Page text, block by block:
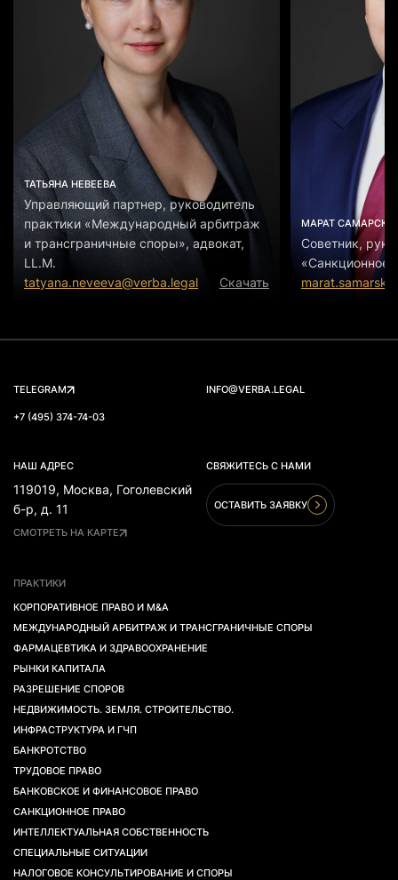
ТАТЬЯНА НЕВЕЕВА
Управляющий партнер, руководитель
практики «Международный арбитраж
и трансграничные споры», адвокат,
LL.M.
tatyana.neveeva@verba.legal
Скачать
МАРАТ
Советник,
«Санкционное
TELEGRAM INFO@VERBA.LEGAL
+7 (495) 374-74-03
НАШ АДРЕС
119019, Москва, Гоголевский
б-р, д. 11
СМОТРЕТЬ НА КАРТЕ
СВЯЖИТЕСЬ С НАМИ
ОСТАВИТЬ ЗАЯВКУ
ПРАКТИКИ
КОРПОРАТИВНОЕ ПРАВО И M&A
МЕЖДУНАРОДНЫЙ АРБИТРАЖ И ТРАНСГРАНИЧНЫЕ СПОРЫ
ФАРМАЦЕВТИКА И ЗДРАВООХРАНЕНИЕ
РЫНКИ КАПИТАЛА
РАЗРЕШЕНИЕ СПОРОВ
НЕДВИЖИМОСТЬ. ЗЕМЛЯ. СТРОИТЕЛЬСТВО.
ИНФРАСТРУКТУРА И ГЧП
БАНКРОТСТВО
ТРУДОВОЕ ПРАВО
БАНКОВСКОЕ И ФИНАНСОВОЕ ПРАВО
САНКЦИОННОЕ ПРАВО
ИНТЕЛЛЕКТУАЛЬНАЯ СОБСТВЕННОСТЬ
СПЕЦИАЛЬНЫЕ СИТУАЦИИ
НАЛОГОВОЕ КОНСУЛЬТИРОВАНИЕ И СПОРЫ